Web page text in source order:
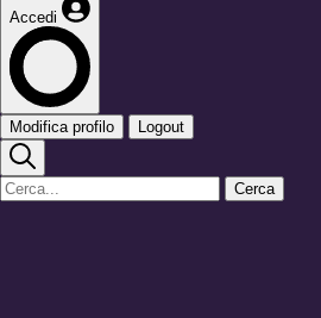
Accedi
Modifica profilo Logout
Cerca